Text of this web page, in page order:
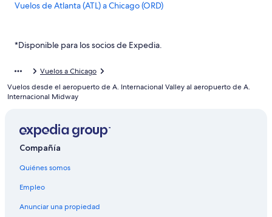
Vuelos de Atlanta (ATL) a Chicago (ORD)
Vuelos de León (BJX) a Chicago (ORD)
Vuelos de Aeropuerto Internacional de Bogotá-El Dorado
(BOG) a Chicago (ORD)
Vuelos de Boston (BOS) a Chicago (ORD)
Vuelos de Aguadilla (BQN) a Chicago (ORD)
*Disponible para los socios de Expedia.
Vuelos a Chicago
Vuelos desde el aeropuerto de A. Internacional Valley al aeropuerto de A.
Internacional Midway
Compañía
Quiénes somos
Empleo
Anunciar una propiedad